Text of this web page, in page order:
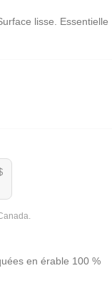
lisse. Essentielle
en érable 100 %